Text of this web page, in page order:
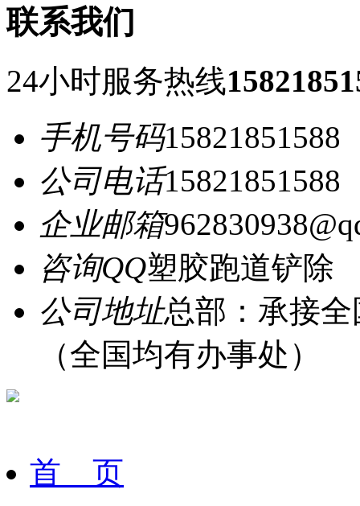
联系我们
24小时服务热线
手机号码15821851588
公司电话15821851588
企业邮箱
咨询QQ塑胶跑道铲除
公司地址总部：承接
（全国均有办事处）
首 页